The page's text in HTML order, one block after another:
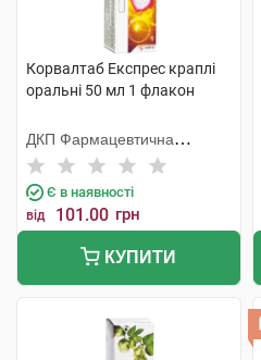
Корвалтаб Експрес краплі
оральні 50 мл 1 флакон
ДКП Фармацевтична
фабрика
Є в наявності
від 101.00 грн
КУПИТИ